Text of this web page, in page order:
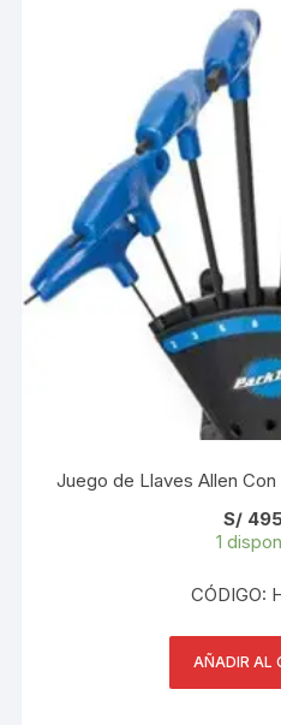
Juego de Llaves Allen
S/
1
CÓDIGO:
AÑADIR AL